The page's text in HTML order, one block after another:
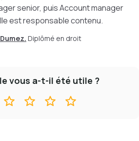
senior, puis Account manager
est responsable contenu.
Diplômé en droit
vous a-t-il été utile ?